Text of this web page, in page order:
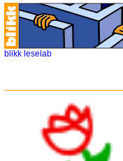
blikk leselab